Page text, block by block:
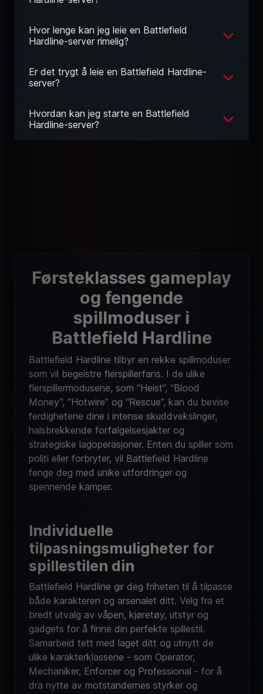
Hardline-server rimelig?
server?
Hardline-server?
og fengende
spillmoduser i
Battlefield Hardline
Battlefield Hardline tilbyr en rekke spillmoduser
som vil begeistre flerspillerfans. I de ulike
flerspillermodusene, som “Heist”, “Blood
Money”, “Hotwire” og “Rescue”, kan du bevise
ferdighetene dine i intense skuddvekslinger,
halsbrekkende forfølgelsesjakter og
strategiske lagoperasjoner. Enten du spiller som
politi eller forbryter, vil Battlefield Hardline
fenge deg med unike utfordringer og
spennende kamper.
tilpasningsmuligheter for
spillestilen din
Battlefield Hardline gir deg friheten til å tilpasse
både karakteren og arsenalet ditt. Velg fra et
bredt utvalg av våpen, kjøretøy, utstyr og
gadgets for å finne din perfekte spillestil.
Samarbeid tett med laget ditt og utnytt de
ulike karakterklassene - som Operator,
Mechaniker, Enforcer og Professional - for å
dra nytte av motstandernes styrker og
svakheter. Gå opp i rang, lås opp nye